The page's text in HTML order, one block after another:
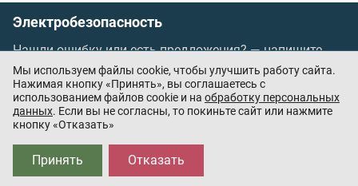
Электробезопасность
Нашли ошибку или есть предложения? —напишите
нам
Порядок проведения оплаты по банковским
картам/Цены/Оферта
Приложения партнёров:
Мы используем файлы cookie, чтобы улучшить работу сайта.
Нажимая кнопку «Принять», вы соглашаетесь с
использованием файлов cookie и на обработку персональных
данных. Если вы не согласны, то покиньте сайт или нажмите
кнопку «Отказать»
Отказать
Принять